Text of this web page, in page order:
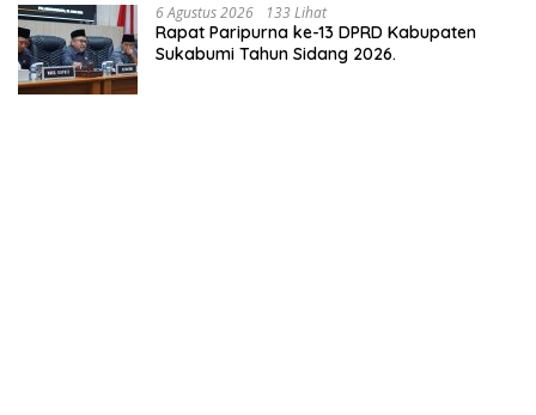
6 Agustus 2026 133 Lihat
Rapat Paripurna ke-13 DPRD Kabupaten
Sukabumi Tahun Sidang 2026.